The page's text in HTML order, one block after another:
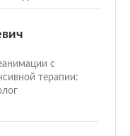
с
терапии: